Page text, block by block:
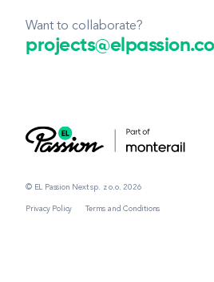
Want to collaborate?
© EL Passion Next sp. z o.o. 2026
Privacy Policy Terms and Conditions